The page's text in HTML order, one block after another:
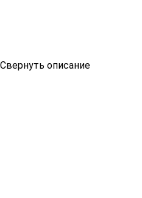
Свернуть описание